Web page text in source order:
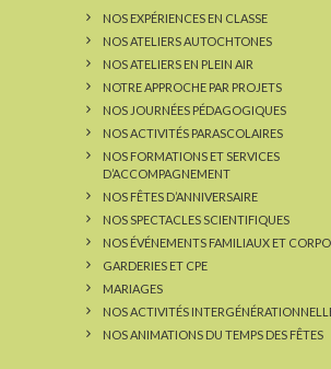
NOS EXPÉRIENCES EN CLASSE
NOS ATELIERS AUTOCHTONES
NOS ATELIERS EN PLEIN AIR
NOTRE APPROCHE PAR PROJETS
NOS JOURNÉES PÉDAGOGIQUES
NOS ACTIVITÉS PARASCOLAIRES
NOS FORMATIONS ET SERVICES
D’ACCOMPAGNEMENT
NOS FÊTES D’ANNIVERSAIRE
NOS SPECTACLES SCIENTIFIQUES
NOS ÉVÉNEMENTS FAMILIAUX ET
GARDERIES ET CPE
MARIAGES
NOS ACTIVITÉS
NOS ANIMATIONS DU TEMPS DES FÊTES